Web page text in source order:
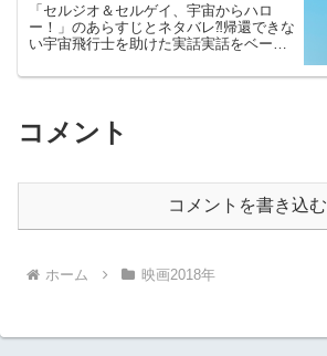
「セルジオ＆セルゲイ、宇宙からハロ
ー！」のあらすじとネタバレ⁈帰還できな
い宇宙飛行士を助けた実話実話をベース
コメント
コメントを書き込む
ホーム 映画2018年